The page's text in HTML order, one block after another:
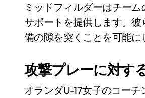
ミッドフィルダーはチー
サポートを提供します。
備の隙を突くことを可能に
攻撃プレーに対す
オランダU-17女子のコー